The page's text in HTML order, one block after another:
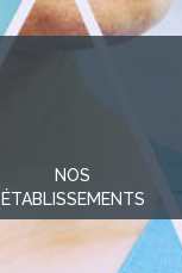
NOS
ÉTABLISSEMENTS